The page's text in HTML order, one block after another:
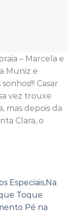
– Marcela e
Muniz e
Casar
vez trouxe
mas depois da
Clara, o
Especiais,Na
Toque
Pé na